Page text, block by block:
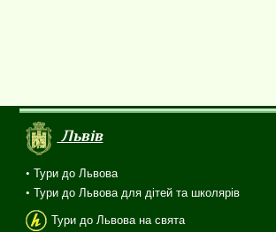
Львів
• Тури до Львова
• Тури до Львова для дітей та школярів
Тури до Львова на свята